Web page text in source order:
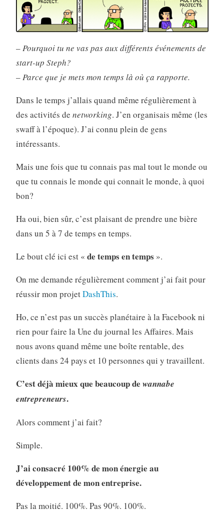
–Pourquoi tu ne vas pas aux différents événements de
start-up Steph?
–Parce que je mets mon temps là où ça rapporte.
Dans le temps j’allais quand même régulièrement à
des activités de networking. J’en organisais même (les
swaff à l’époque). J’ai connu plein de gens
intéressants.
Mais une fois que tu connais pas mal tout le monde ou
que tu connais le monde qui connait le monde, à quoi
bon?
Ha oui, bien sûr, c’est plaisant de prendre une bière
dans un 5 à 7 de temps en temps.
Le bout clé ici est « de temps en temps ».
On me demande régulièrement comment j’ai fait pour
réussir mon projetDashThis.
Ho, ce n’est pas un succès planétaire à la Facebook ni
rien pour faire la Une du journal les Affaires. Mais
nous avons quand même une boîte rentable, des
clients dans 24 pays et 10 personnes qui y travaillent.
C’est déjà mieux que beaucoup de wannabe
entrepreneurs.
Alors comment j’ai fait?
Simple.
J’ai consacré 100% de mon énergie au
développement de mon entreprise.
Pas la moitié. 100%. Pas 90%. 100%.